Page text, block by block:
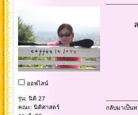
ออฟไลน์
รุ่น: นิติ 27
คณะ: นิติศาสตร์
สวัสดี
กลับมาเป็น